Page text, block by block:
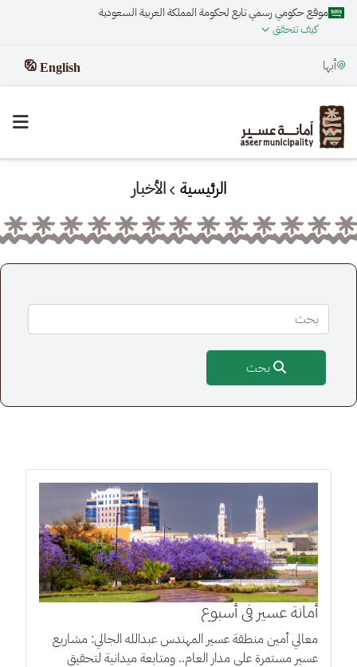
موقع حكومي رسمي تابع لحكومة المملكة العربية السعودية
كيف تتحقق
أبها English
الرئيسية الأخبار
بحث
أمانة عسير في أسبوع
معالي أمين منطقة عسير المهندس عبدالله الجالي: مشاريع
عسير مستمرة على مدار العام.. ومتابعة ميدانية لتحقيق